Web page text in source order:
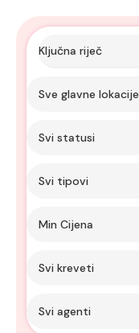
Sve glavne lokacije
Svi statusi
Svi tipovi
Min Cijena
Svi kreveti
Svi agenti